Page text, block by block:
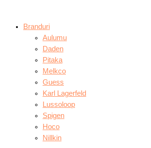
Branduri
Aulumu
Daden
Pitaka
Melkco
Guess
Karl Lagerfeld
Lussoloop
Spigen
Hoco
Nillkin